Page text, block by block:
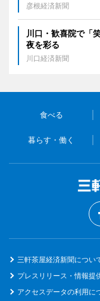
彦根経済新聞
川口・歓喜院で「
夜を彩る
川口経済新聞
食べる
暮らす・働く
三軒茶屋経済新聞につい
プレスリリース・情報提
アクセスデータの利用に